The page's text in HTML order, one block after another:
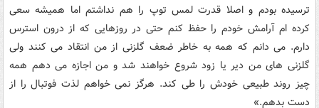
ترسیده بودم و اصلا قدرت لمس توپ را هم نداشتم اما همیشه سعی
کرده ام آرامش خودم را حفظ کنم حتی در روزهایی که از درون استرس
دارم. می دانم که همه به خاطر ضعف گلزنی از من انتقاد می کنند ولی
گلزنی های من دیر یا زود شروع خواهند شد و من اجازه می دهم همه
چیز روند طبیعی خودش را طی کند. هرگز نمی خواهم لذت فوتبال را از
دست بدهم.»